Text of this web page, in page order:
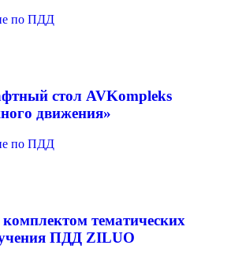
по ПДД
стол AVKompleks
движения»
по ПДД
тематических
ПДД ZILUO